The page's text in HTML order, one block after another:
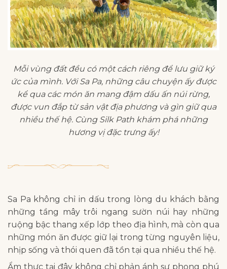
Mỗi vùng đất đều có một cách riêng để lưu giữ ký
ức của mình. Với Sa Pa, những câu chuyện ấy được
kể qua các món ăn mang đậm dấu ấn núi rừng,
được vun đắp từ sản vật địa phương và gìn giữ qua
nhiều thế hệ. Cùng Silk Path khám phá những
hương vị đặc trưng ấy!
Sa Pa không chỉ in dấu trong lòng du khách bằng
những tầng mây trôi ngang sườn núi hay những
ruộng bậc thang xếp lớp theo địa hình, mà còn qua
những món ăn được giữ lại trong từng nguyên liệu,
nhịp sống và thói quen đã tồn tại qua nhiều thế hệ.
Ẩm thực tại đây không chỉ phản ánh sự phong phú